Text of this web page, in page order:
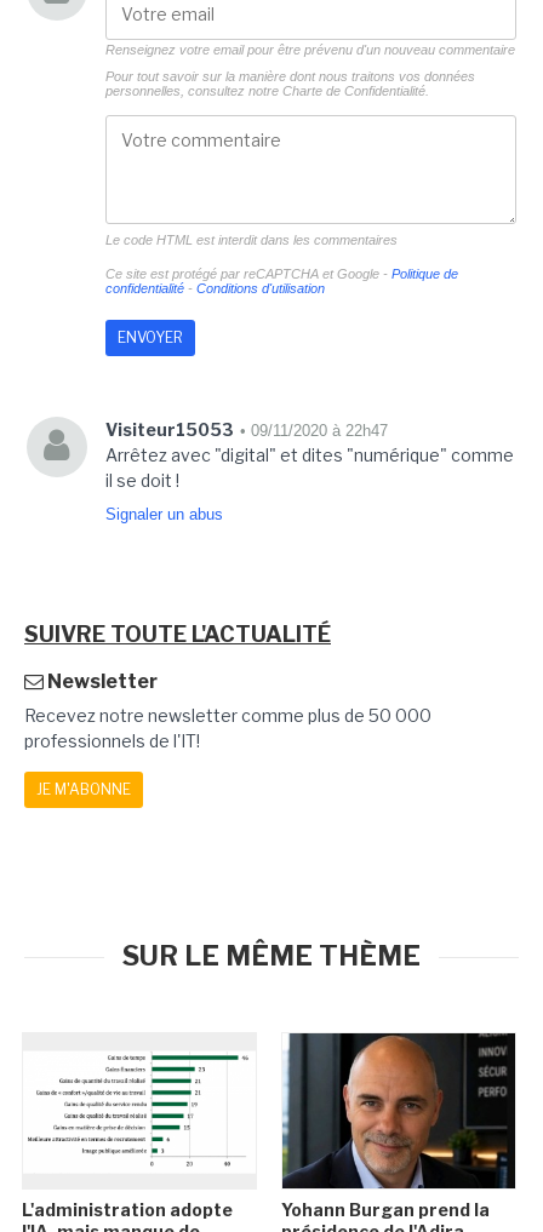
Renseignez votre email pour être prévenu d'un nouveau commentaire
Pour tout savoir sur la manière dont nous traitons vos données
personnelles, consultez notre Charte de Confidentialité.
Le code HTML est interdit dans les commentaires
Ce site est protégé par reCAPTCHA et Google - Politique de
confidentialité- Conditions d'utilisation
Visiteur15053 • 09/11/2020 à 22h47
Arrêtez avec "digital" et dites "numérique" comme
il se doit !
Signaler un abus
SUIVRE TOUTE L'ACTUALITÉ
Newsletter
Recevez notre newsletter comme plus de 50 000
professionnels de l'IT!
JE M'ABONNE
SUR LE MÊME THÈME
L'administration adopte
Yohann Burgan prend la